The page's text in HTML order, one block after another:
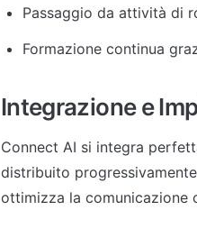
Passaggio da attività di
Formazione continua
Integrazione e
Connect AI si integra
distribuito
ottimizza la comunicazione